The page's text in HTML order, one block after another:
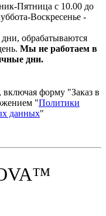
Пятница с 10.00 до
Воскресенье -
обрабатываются
Мы не работаем в
дни.
включая форму "Заказ в
"Политики
данных"